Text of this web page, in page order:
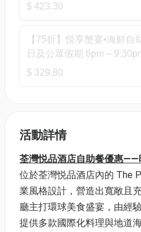
$ 423.30
【75折】悦享蟹宴•海鮮自
日及公眾假期 6pm –
$ 329.80
活動詳情
荃灣悦品酒店自助餐優惠——
位於荃灣悦品酒店內的 The
業風格設計，營造出寬敞且
廳主打環球美食盛宴，由經
提供多款國際化料理與地道